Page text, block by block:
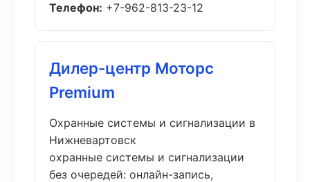
Телефон: +7-962-813-23-12
Дилер-центр Моторс
Premium
Охранные системы и сигнализации в
Нижневартовск
охранные системы и сигнализации
без очередей: онлайн-запись,